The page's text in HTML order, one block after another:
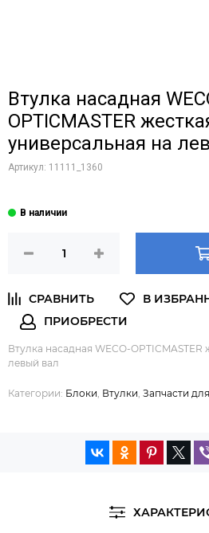
Втулка насадная
OPTICMASTER
универсальная на
Артикул: 11111_1360
Втулка насадная WECO-OPTICMASTER
левый вал
Категории: Блоки, Втулки, Запчасти